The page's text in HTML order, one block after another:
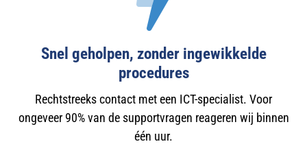
Snel geholpen, zonder ingewikkelde
procedures
Rechtstreeks contact met een ICT-specialist. Voor
ongeveer 90% van de supportvragen reageren wij binnen
één uur.